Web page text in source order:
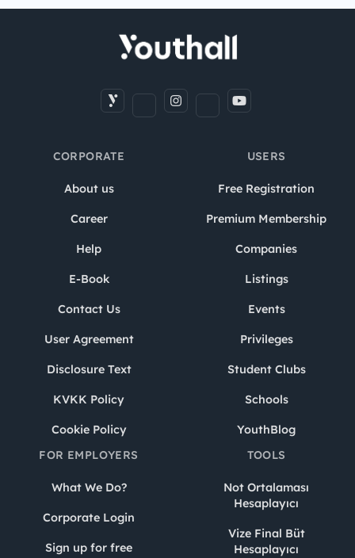
CORPORATE
About us
Career
Help
E-Book
Contact Us
User Agreement
Disclosure Text
KVKK Policy
Cookie Policy
USERS
Free Registration
Premium Membership
Companies
Listings
Events
Privileges
Student Clubs
Schools
YouthBlog
FOR EMPLOYERS
What We Do?
Corporate Login
Sign up for free
TOOLS
Not Ortalaması
Hesaplayıcı
Vize Final Büt
Hesaplayıcı